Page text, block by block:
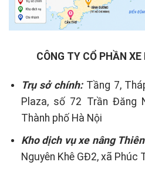
CÔNG TY CỔ PHẦN
Trụ sở chính:Tầng 7,
Plaza, số 72 Trần Đăng
Thành phố Hà Nội
Kho dịch vụ xe nâng
Nguyên Khê GĐ2, xã Phúc